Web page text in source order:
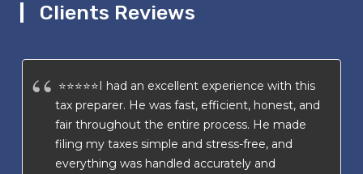
Clients Reviews
⭐⭐⭐⭐⭐I had an excellent experience with this
tax preparer. He was fast, efficient, honest, and
fair throughout the entire process. He made
filing my taxes simple and stress-free, and
everything was handled accurately and